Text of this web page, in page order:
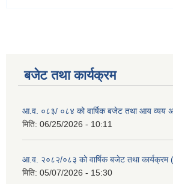
बजेट तथा कार्यक्रम
आ.व. ०८३/ ०८४ को वार्षिक बजेट तथा आय व्यय
मिति: 06/25/2026 - 10:11
आ.व. २०८२/०८३ को वार्षिक बजेट तथा कार्यक्रम
मिति: 05/07/2026 - 15:30